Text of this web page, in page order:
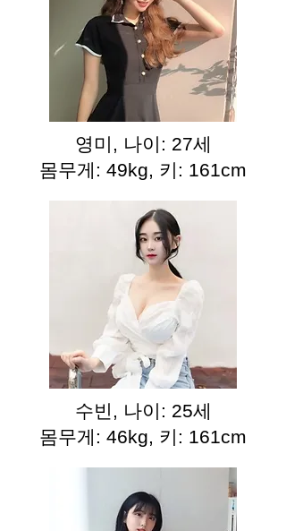
영미, 나이: 27세
몸무게: 49kg, 키: 161cm
수빈, 나이: 25세
몸무게: 46kg, 키: 161cm